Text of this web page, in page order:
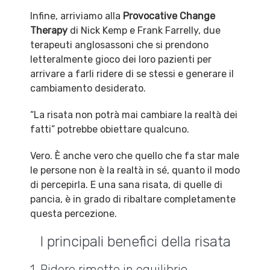
Infine, arriviamo alla Provocative Change
Therapy di Nick Kemp e Frank Farrelly, due
terapeuti anglosassoni che si prendono
letteralmente gioco dei loro pazienti per
arrivare a farli ridere di se stessi e generare il
cambiamento desiderato.
“La risata non potrà mai cambiare la realtà dei
fatti” potrebbe obiettare qualcuno.
Vero. È anche vero che quello che fa star male
le persone non è la realtà in sé, quanto il modo
di percepirla. E una sana risata, di quelle di
pancia, è in grado di ribaltare completamente
questa percezione.
I principali benefici della risata